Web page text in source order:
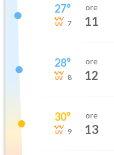
27°
7
ore
11
28°
8
ore
12
30°
9
ore
13